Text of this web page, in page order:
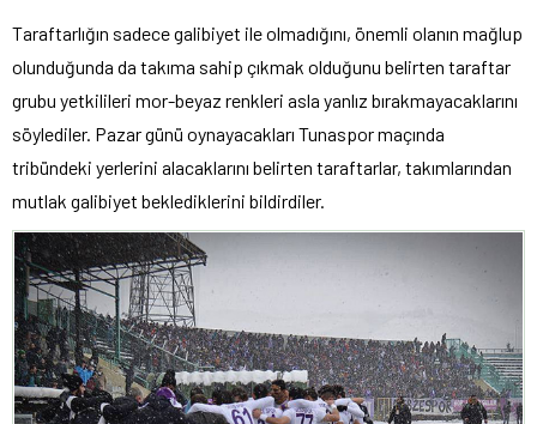
Taraftarlığın sadece galibiyet ile olmadığını, önemli olanın mağlup
olunduğunda da takıma sahip çıkmak olduğunu belirten taraftar
grubu yetkilileri mor-beyaz renkleri asla yanlız bırakmayacaklarını
söylediler. Pazar günü oynayacakları Tunaspor maçında
tribündeki yerlerini alacaklarını belirten taraftarlar, takımlarından
mutlak galibiyet beklediklerini bildirdiler.